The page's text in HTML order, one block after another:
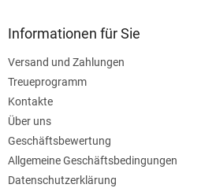
Informationen für Sie
Versand und Zahlungen
Treueprogramm
Kontakte
Über uns
Geschäftsbewertung
Allgemeine Geschäftsbedingungen
Datenschutzerklärung